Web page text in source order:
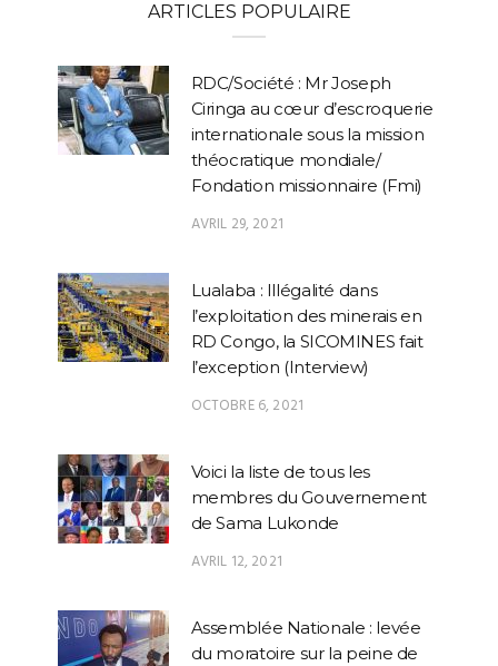
ARTICLES POPULAIRE
RDC/Société : Mr Joseph
Ciringa au cœur d’escroquerie
internationale sous la mission
théocratique mondiale/
Fondation missionnaire (Fmi)
AVRIL 29, 2021
Lualaba : Illégalité dans
l’exploitation des minerais en
RD Congo, la SICOMINES fait
l’exception (Interview)
OCTOBRE 6, 2021
Voici la liste de tous les
membres du Gouvernement
de Sama Lukonde
AVRIL 12, 2021
Assemblée Nationale : levée
du moratoire sur la peine de